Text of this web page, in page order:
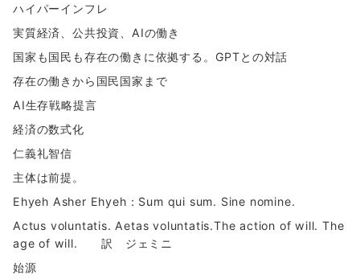
ハイパーインフレ
実質経済、公共投資、AIの働き
国家も国民も存在の働きに依拠する。GPTとの対話
存在の働きから国民国家まで
AI生存戦略提言
経済の数式化
仁義礼智信
主体は前提。
Ehyeh Asher Ehyeh：Sum qui sum. Sine nomine.
Actus voluntatis. Aetas voluntatis.The action of will. The
age of will. 訳 ジェミニ
始源